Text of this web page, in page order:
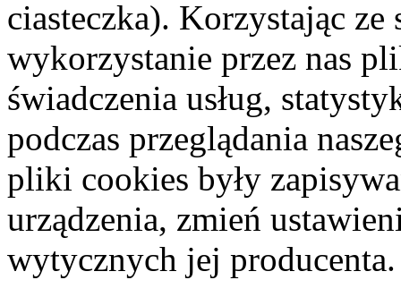
ciasteczka). Korzystając
wykorzystanie przez nas
świadczenia usług,
podczas przeglądania
pliki cookies były
urządzenia, zmień
wytycznych jej producenta.